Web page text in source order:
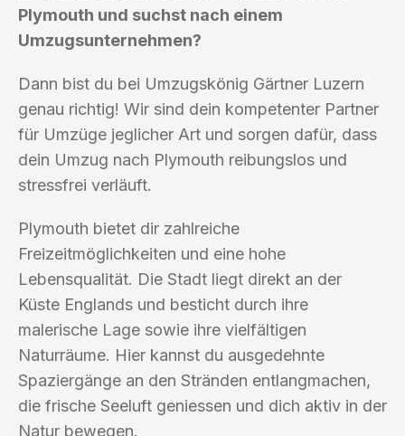
Plymouth und suchst nach einem
Umzugsunternehmen?
Dann bist du bei Umzugskönig Gärtner Luzern
genau richtig! Wir sind dein kompetenter Partner
für Umzüge jeglicher Art und sorgen dafür, dass
dein Umzug nach Plymouth reibungslos und
stressfrei verläuft.
Plymouth bietet dir zahlreiche
Freizeitmöglichkeiten und eine hohe
Lebensqualität. Die Stadt liegt direkt an der
Küste Englands und besticht durch ihre
malerische Lage sowie ihre vielfältigen
Naturräume. Hier kannst du ausgedehnte
Spaziergänge an den Stränden entlangmachen,
die frische Seeluft geniessen und dich aktiv in der
Natur bewegen.